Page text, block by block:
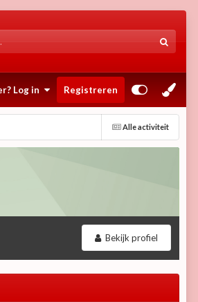
Log in Registreren
Alle activiteit
Bekijk profiel